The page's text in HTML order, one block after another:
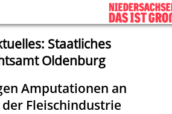
Staatliches
Oldenburg
Amputationen an
Fleischindustrie